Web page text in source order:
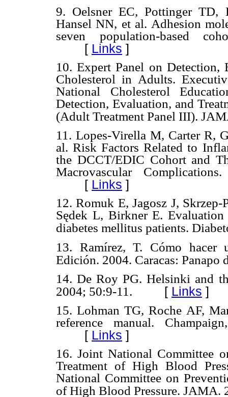
9. Oelsner EC, Pottinger
Hansel NN, et al. Adhesion
seven population-based
[ Links ]
10. Expert Panel on
Cholesterol in Adults.
National Cholesterol
Detection, Evaluation, and
(Adult Treatment Panel III).
11. Lopes-Virella M, Carter R,
al. Risk Factors Related to
the DCCT/EDIC Cohort and
Macrovascular
[ Links ]
12. Romuk E, Jagosz J,
Sędek L, Birkner E.
diabetes mellitus patients.
13. Ramírez, T. Cómo hacer
Edición. 2004. Caracas: Panapo
14. De Roy PG. Helsinki and
2004; 50:9-11. [ Links ]
15. Lohman TG, Roche AF,
reference manual.
[ Links ]
16. Joint National Committee
Treatment of High Blood
National Committee on
of High Blood Pressure. JAMA.